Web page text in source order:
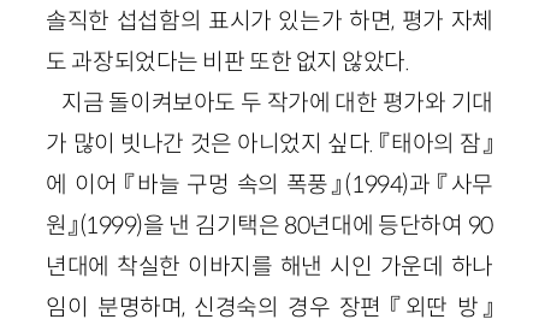
솔직한 섭섭함의 표시가 있는가 하면, 평가 자체
도 과장되었다는 비판 또한 없지 않았다.
지금 돌이켜보아도 두 작가에 대한 평가와 기대
가 많이 빗나간 것은 아니었지 싶다. 『태아의 잠』
에 이어 『바늘 구멍 속의 폭풍』(1994)과 『사무
원』(1999)을 낸 김기택은 80년대에 등단하여 90
년대에 착실한 이바지를 해낸 시인 가운데 하나
임이 분명하며, 신경숙의 경우 장편 『외딴 방』